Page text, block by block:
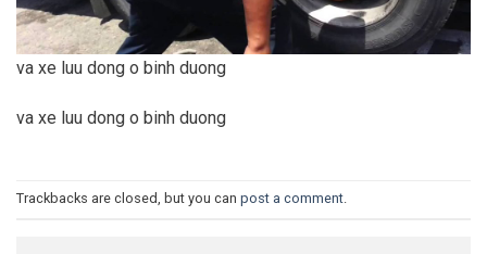
va xe luu dong o binh duong
va xe luu dong o binh duong
Trackbacks are closed, but you can post a comment.